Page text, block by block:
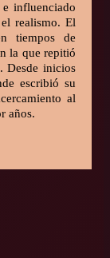
influenciado
realismo. El
tiempos de
la que repitió
Desde inicios
escribió su
al
años.